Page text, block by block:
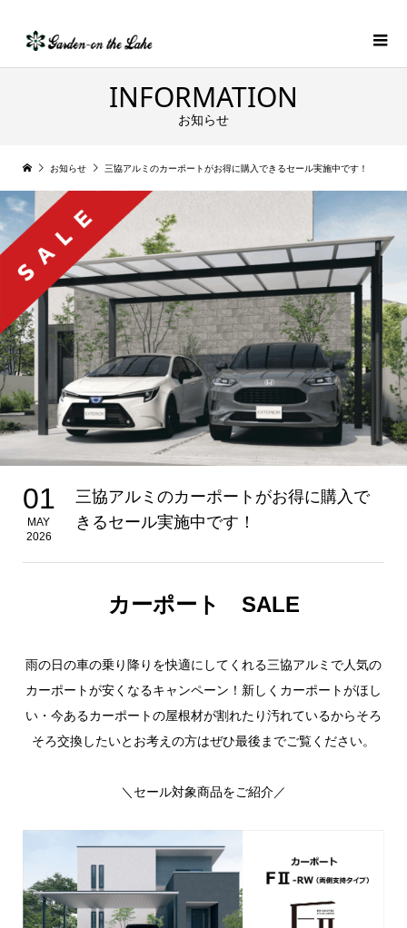
INFORMATION
お知らせ
お知らせ 三協アルミのカーポートがお得に購入できるセール実施中です！
01
MAY
2026
三協アルミのカーポートがお得に購入で
きるセール実施中です！
カーポート SALE
雨の日の車の乗り降りを快適にしてくれる三協アルミで人気の
カーポートが安くなるキャンペーン！新しくカーポートがほし
い・今あるカーポートの屋根材が割れたり汚れているからそろ
そろ交換したいとお考えの方はぜひ最後までご覧ください。
＼セール対象商品をご紹介／